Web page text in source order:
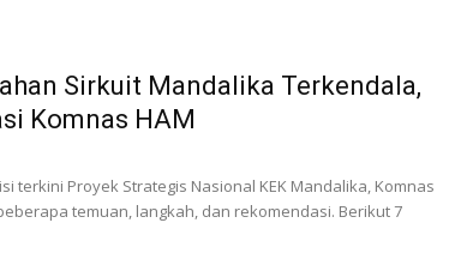
Sirkuit Mandalika Terkendala,
Komnas HAM
terkini Proyek Strategis Nasional KEK Mandalika, Komnas
temuan, langkah, dan rekomendasi. Berikut 7